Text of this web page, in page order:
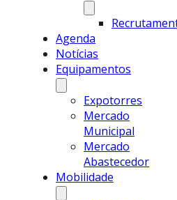
Agenda
Notícias
Equipamentos
Expotorres
Mercado
Municipal
Mercado
Abastecedor
Mobilidade